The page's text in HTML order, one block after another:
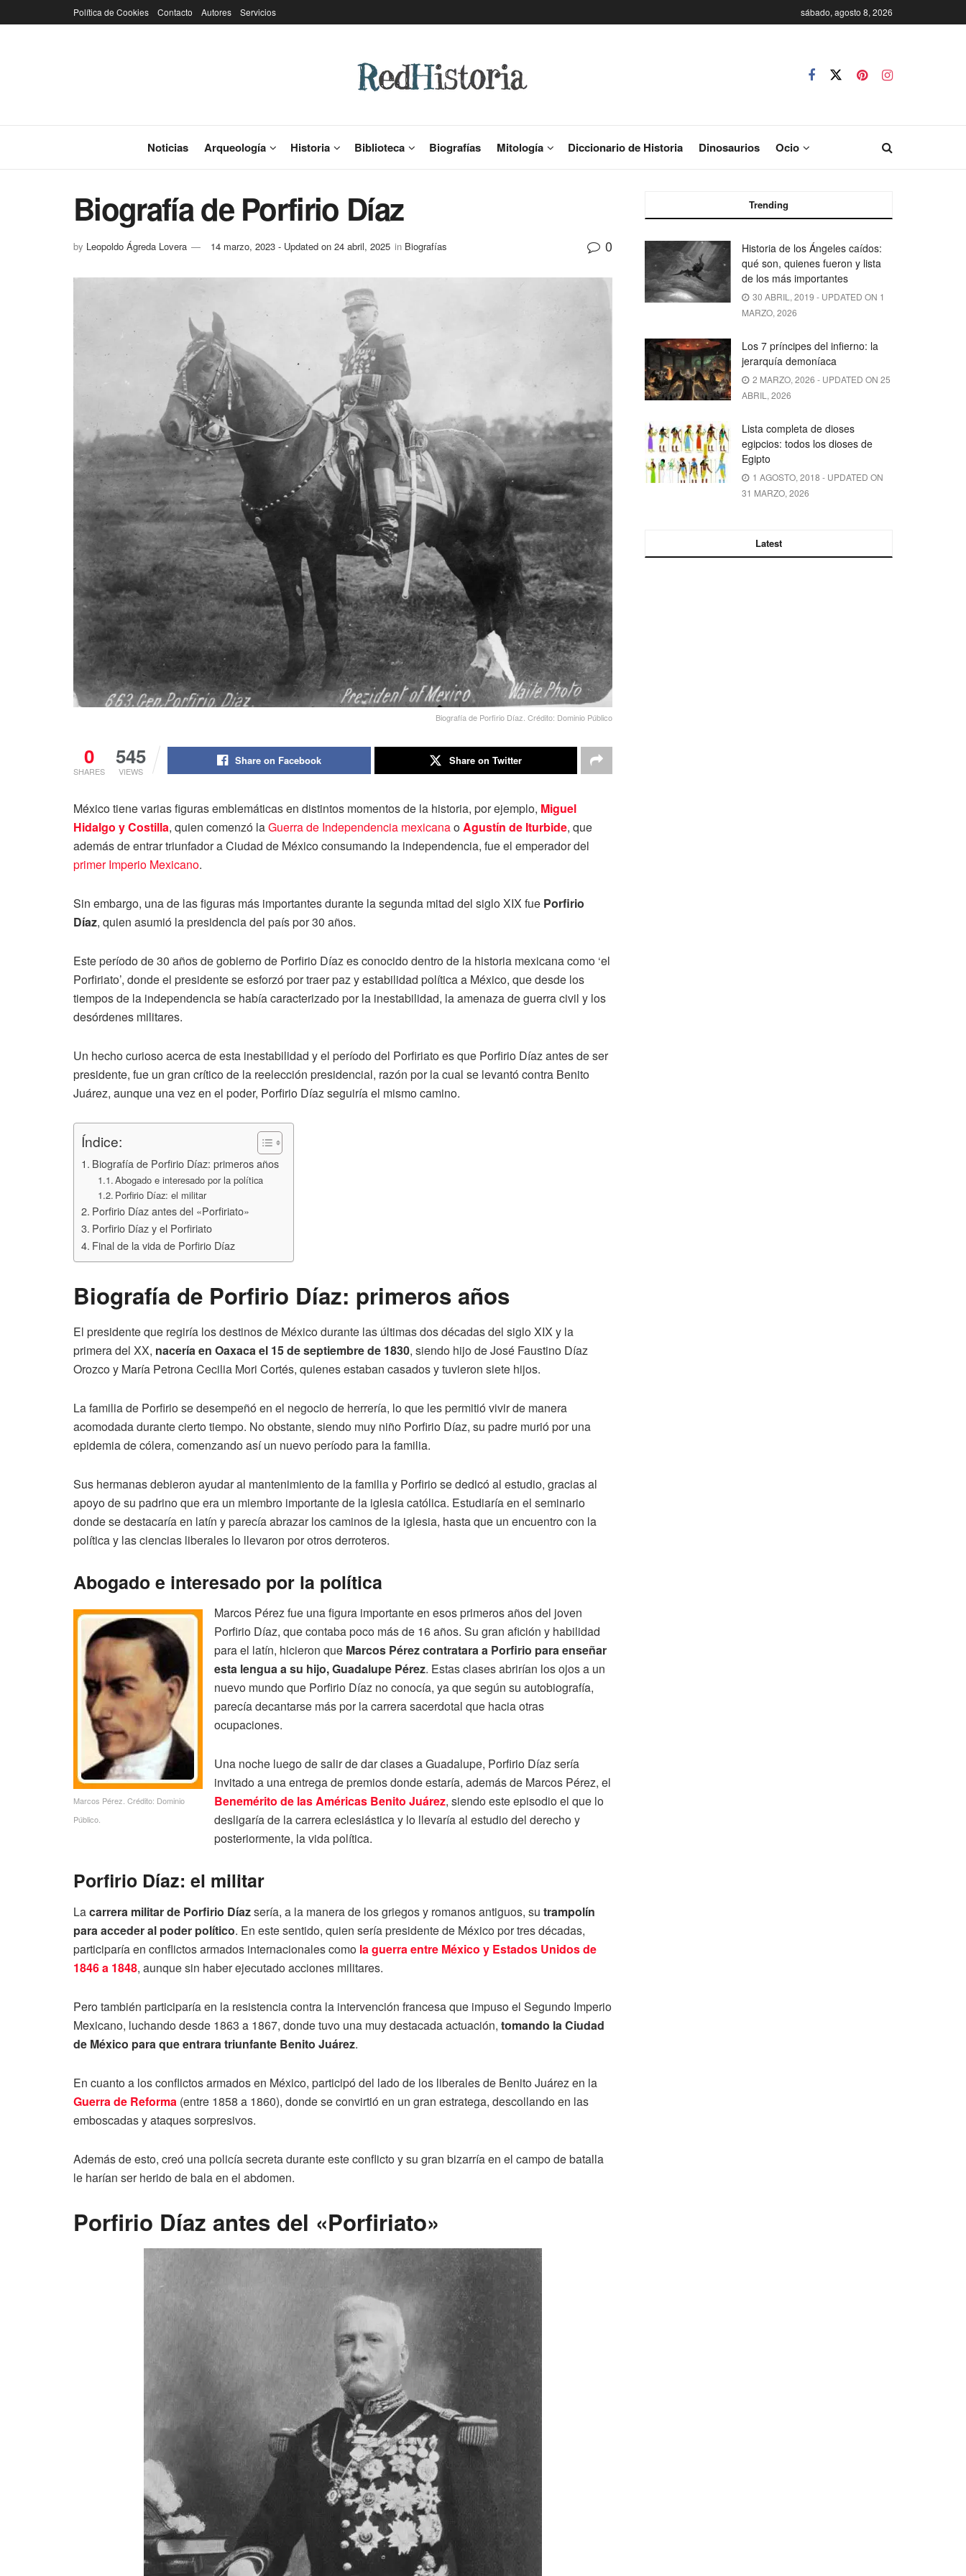
Política de Cookies Contacto Autores Servicios sábado, agosto 8, 2026
Noticias Arqueología Historia Biblioteca Biografías Mitología Diccionario de Historia Dinosaurios Ocio
Biografía de Porfirio Díaz
by Leopoldo Ágreda Lovera 14 marzo, 2023 - Updated on 24 abril, 2025 in Biografías 0
Biografía de Porfirio Díaz. Crédito: Dominio Público
0
SHARES
545
VIEWS
Share on Facebook Share on Twitter
México tiene varias figuras emblemáticas en distintos momentos de la historia, por ejemplo, Miguel
Hidalgo y Costilla, quien comenzó laGuerra de Independencia mexicanaoAgustín de Iturbide, que
además de entrar triunfador a Ciudad de México consumando la independencia, fue el emperador del
primer Imperio Mexicano.
Sin embargo, una de las figuras más importantes durante la segunda mitad del siglo XIX fue Porfirio
Díaz, quien asumió la presidencia del país por 30 años.
Este período de 30 años de gobierno de Porfirio Díaz es conocido dentro de la historia mexicana como ‘el
Porfiriato’, donde el presidente se esforzó por traer paz y estabilidad política a México, que desde los
tiempos de la independencia se había caracterizado por la inestabilidad, la amenaza de guerra civil y los
desórdenes militares.
Un hecho curioso acerca de esta inestabilidad y el período del Porfiriato es que Porfirio Díaz antes de ser
presidente, fue un gran crítico de la reelección presidencial, razón por la cual se levantó contra Benito
Juárez, aunque una vez en el poder, Porfirio Díaz seguiría el mismo camino.
Índice:
Biografía de Porfirio Díaz: primeros años
Abogado e interesado por la política
Porfirio Díaz: el militar
Porfirio Díaz antes del «Porfiriato»
Porfirio Díaz y el Porfiriato
Final de la vida de Porfirio Díaz
Biografía de Porfirio Díaz: primeros años
El presidente que regiría los destinos de México durante las últimas dos décadas del siglo XIX y la
primera del XX, nacería en Oaxaca el 15 de septiembre de 1830, siendo hijo de José Faustino Díaz
Orozco y María Petrona Cecilia Mori Cortés, quienes estaban casados y tuvieron siete hijos.
La familia de Porfirio se desempeñó en el negocio de herrería, lo que les permitió vivir de manera
acomodada durante cierto tiempo. No obstante, siendo muy niño Porfirio Díaz, su padre murió por una
epidemia de cólera, comenzando así un nuevo período para la familia.
Sus hermanas debieron ayudar al mantenimiento de la familia y Porfirio se dedicó al estudio, gracias al
apoyo de su padrino que era un miembro importante de la iglesia católica. Estudiaría en el seminario
donde se destacaría en latín y parecía abrazar los caminos de la iglesia, hasta que un encuentro con la
política y las ciencias liberales lo llevaron por otros derroteros.
Abogado e interesado por la política
Marcos Pérez. Crédito: Dominio
Público.
Marcos Pérez fue una figura importante en esos primeros años del joven
Porfirio Díaz, que contaba poco más de 16 años. Su gran afición y habilidad
para el latín, hicieron que Marcos Pérez contratara a Porfirio para enseñar
esta lengua a su hijo, Guadalupe Pérez. Estas clases abrirían los ojos a un
nuevo mundo que Porfirio Díaz no conocía, ya que según su autobiografía,
parecía decantarse más por la carrera sacerdotal que hacia otras
ocupaciones.
Una noche luego de salir de dar clases a Guadalupe, Porfirio Díaz sería
invitado a una entrega de premios donde estaría, además de Marcos Pérez, el
Benemérito de las Américas Benito Juárez, siendo este episodio el que lo
desligaría de la carrera eclesiástica y lo llevaría al estudio del derecho y
posteriormente, la vida política.
Porfirio Díaz: el militar
Lacarrera militar de Porfirio Díazsería, a la manera de los griegos y romanos antiguos, su trampolín
para acceder al poder político. En este sentido, quien sería presidente de México por tres décadas,
participaría en conflictos armados internacionales como la guerra entre México y Estados Unidos de
1846 a 1848, aunque sin haber ejecutado acciones militares.
Pero también participaría en la resistencia contra la intervención francesa que impuso el Segundo Imperio
Mexicano, luchando desde 1863 a 1867, donde tuvo una muy destacada actuación, tomando la Ciudad
de México para que entrara triunfante Benito Juárez.
En cuanto a los conflictos armados en México, participó del lado de los liberales de Benito Juárez en la
Guerra de Reforma (entre 1858 a 1860), donde se convirtió en un gran estratega, descollando en las
emboscadas y ataques sorpresivos.
Además de esto, creó una policía secreta durante este conflicto y su gran bizarría en el campo de batalla
le harían ser herido de bala en el abdomen.
Porfirio Díaz antes del «Porfiriato»
Trending
Historia de los Ángeles caídos:
qué son, quienes fueron y lista
de los más importantes
30 ABRIL, 2019 - UPDATED ON 1
MARZO, 2026
Los 7 príncipes del infierno: la
jerarquía demoníaca
2 MARZO, 2026 - UPDATED ON 25
ABRIL, 2026
Lista completa de dioses
egipcios: todos los dioses de
Egipto
1 AGOSTO, 2018 - UPDATED ON
31 MARZO, 2026
Latest